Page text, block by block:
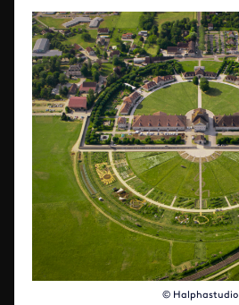
© Halphastudio